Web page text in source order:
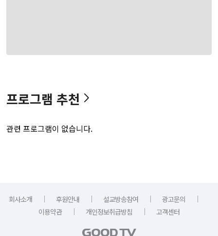
프로그램 추천
관련 프로그램이 없습니다.
회사소개 ｜ 후원안내 ｜ 설교방송참여 ｜ 광고문의
｜
이용약관
｜ 개인정보취급방침 ｜ 고객센터